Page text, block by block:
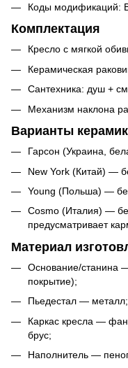
Коды модификаций:
Комплектация
Кресло с мягкой
Керамическая
Сантехника: душ +
Механизм наклона
Варианты
Гарсон (Украина,
New York (Китай) —
Young (Польша) —
Cosmo (Италия) —
предусматривает
Материал
Основание/станина
покрытие);
Пьедестал — металл;
Каркас кресла —
брус;
Наполнитель —